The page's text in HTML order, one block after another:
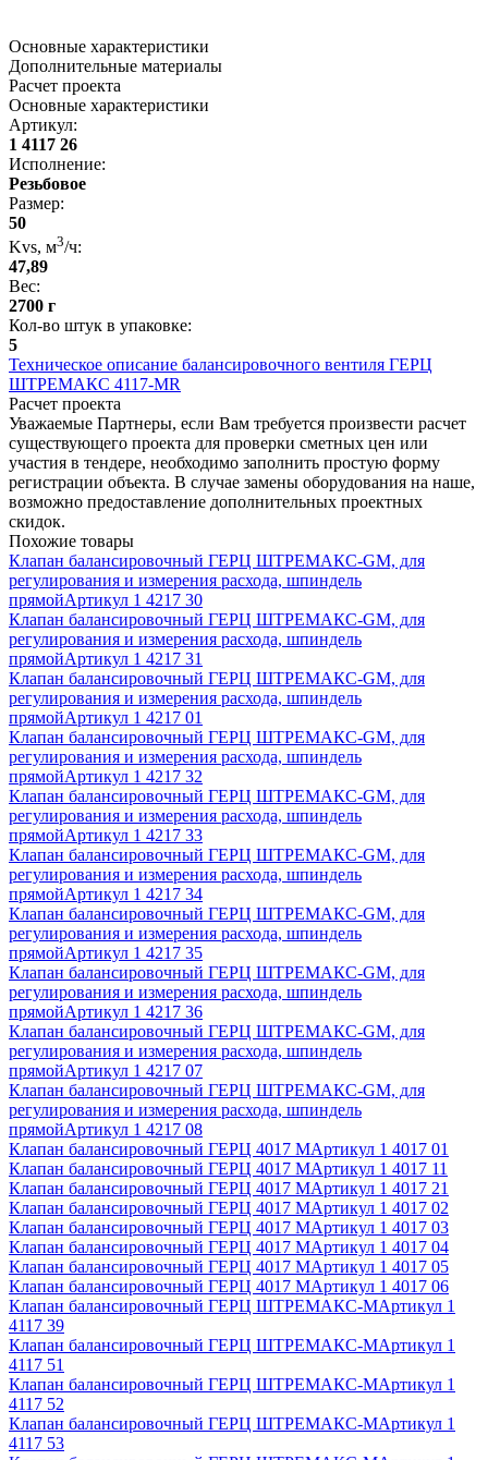
Основные характеристики
Дополнительные материалы
Расчет проекта
Основные характеристики
Артикул:
1 4117 26
Исполнение:
Резьбовое
Размер:
50
Kvs, м3/ч:
47,89
Вес:
2700 г
Кол-во штук в упаковке:
5
Техническое описание балансировочного вентиля ГЕРЦ
ШТРЕМАКС 4117-MR
Расчет проекта
Уважаемые Партнеры, если Вам требуется произвести расчет
существующего проекта для проверки сметных цен или
участия в тендере, необходимо заполнить простую форму
регистрации объекта. В случае замены оборудования на наше,
возможно предоставление дополнительных проектных
скидок.
Похожие товары
Клапан балансировочный ГЕРЦ ШТРЕМАКС-GM, для
регулирования и измерения расхода, шпиндель
прямойАртикул 1 4217 30
Клапан балансировочный ГЕРЦ ШТРЕМАКС-GM, для
регулирования и измерения расхода, шпиндель
прямойАртикул 1 4217 31
Клапан балансировочный ГЕРЦ ШТРЕМАКС-GM, для
регулирования и измерения расхода, шпиндель
прямойАртикул 1 4217 01
Клапан балансировочный ГЕРЦ ШТРЕМАКС-GM, для
регулирования и измерения расхода, шпиндель
прямойАртикул 1 4217 32
Клапан балансировочный ГЕРЦ ШТРЕМАКС-GM, для
регулирования и измерения расхода, шпиндель
прямойАртикул 1 4217 33
Клапан балансировочный ГЕРЦ ШТРЕМАКС-GM, для
регулирования и измерения расхода, шпиндель
прямойАртикул 1 4217 34
Клапан балансировочный ГЕРЦ ШТРЕМАКС-GM, для
регулирования и измерения расхода, шпиндель
прямойАртикул 1 4217 35
Клапан балансировочный ГЕРЦ ШТРЕМАКС-GM, для
регулирования и измерения расхода, шпиндель
прямойАртикул 1 4217 36
Клапан балансировочный ГЕРЦ ШТРЕМАКС-GM, для
регулирования и измерения расхода, шпиндель
прямойАртикул 1 4217 07
Клапан балансировочный ГЕРЦ ШТРЕМАКС-GM, для
регулирования и измерения расхода, шпиндель
прямойАртикул 1 4217 08
Клапан балансировочный ГЕРЦ 4017 MАртикул 1 4017 01
Клапан балансировочный ГЕРЦ 4017 MАртикул 1 4017 11
Клапан балансировочный ГЕРЦ 4017 MАртикул 1 4017 21
Клапан балансировочный ГЕРЦ 4017 MАртикул 1 4017 02
Клапан балансировочный ГЕРЦ 4017 MАртикул 1 4017 03
Клапан балансировочный ГЕРЦ 4017 MАртикул 1 4017 04
Клапан балансировочный ГЕРЦ 4017 MАртикул 1 4017 05
Клапан балансировочный ГЕРЦ 4017 MАртикул 1 4017 06
Клапан балансировочный ГЕРЦ ШТРЕМАКС-МАртикул 1
4117 39
Клапан балансировочный ГЕРЦ ШТРЕМАКС-МАртикул 1
4117 51
Клапан балансировочный ГЕРЦ ШТРЕМАКС-МАртикул 1
4117 52
Клапан балансировочный ГЕРЦ ШТРЕМАКС-МАртикул 1
4117 53